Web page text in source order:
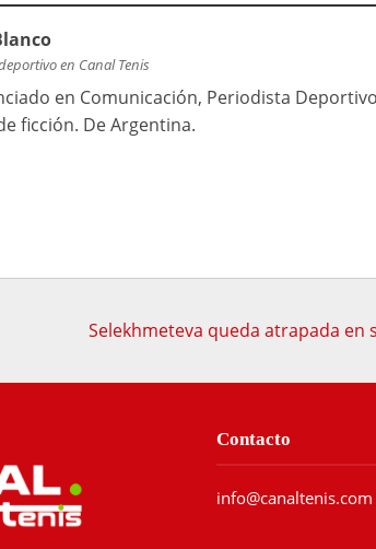
en Canal Tenis
en Comunicación, Periodista
ficción. De Argentina.
Selekhmeteva queda atrapada en
Contacto
info@canaltenis.com